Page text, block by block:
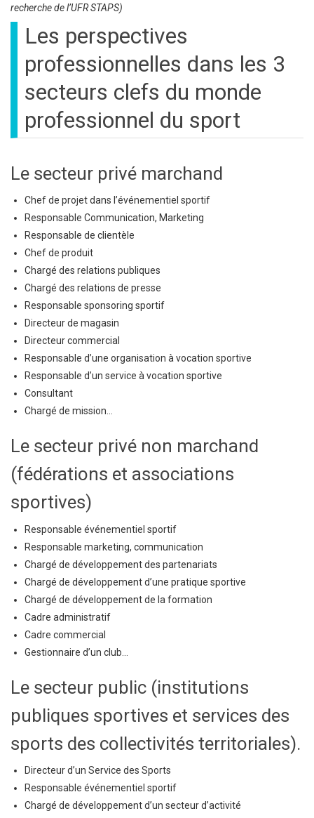
recherche de l’UFR STAPS)
Les perspectives
professionnelles dans les 3
secteurs clefs du monde
professionnel du sport
Le secteur privé marchand
Chef de projet dans l’événementiel sportif
Responsable Communication, Marketing
Responsable de clientèle
Chef de produit
Chargé des relations publiques
Chargé des relations de presse
Responsable sponsoring sportif
Directeur de magasin
Directeur commercial
Responsable d’une organisation à vocation sportive
Responsable d’un service à vocation sportive
Consultant
Chargé de mission…
Le secteur privé non marchand
(fédérations et associations
sportives)
Responsable événementiel sportif
Responsable marketing, communication
Chargé de développement des partenariats
Chargé de développement d’une pratique sportive
Chargé de développement de la formation
Cadre administratif
Cadre commercial
Gestionnaire d’un club…
Le secteur public (institutions
publiques sportives et services des
sports des collectivités territoriales).
Directeur d’un Service des Sports
Responsable événementiel sportif
Chargé de développement d’un secteur d’activité